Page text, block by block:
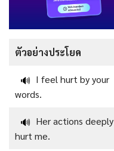
ตัวอย่างประโยค
🔊 I feel hurt by your
words.
🔊 Her actions deeply
hurt me.